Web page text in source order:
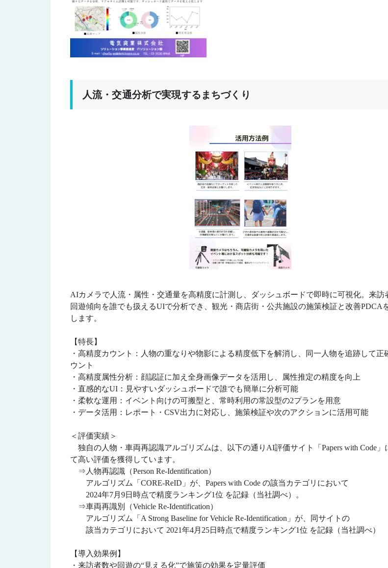
人流・交通分析で実現するまちづくり
AIカメラで人流・属性・交通量を高精度に計測し、ダッシュボードで即時に可視化。来訪
回遊傾向を誰でも扱えるUIで分析でき、観光・商店街・公共施設の施策検証と改善PDCA
します。
【特長】
・高精度カウント：人物の重なりや物影による精度低下を解消し、同一人物を追跡して正
ウント
・高精度属性分析：顔認証に加え全身画像データを活用し、属性推定の精度を向上
・直感的なUI：見やすいダッシュボードで誰でも簡単に分析可能
・柔軟な運用：イベント向けの可搬型と、常時利用の常設型の2プランを用意
・データ活用：レポート・CSV出力に対応し、施策検証や次のアクションに活用可能
＜評価実績＞
独自の人物・車両再認識アルゴリズムは、以下の通りAI評価サイト「Papers with Code」
て高い評価を獲得しています。
⇒人物再認識（Person Re-Identification）
アルゴリズム「CORE-ReID」が、Papers with Code の該当カテゴリにおいて
2024年7月9日時点で精度ランキング1位 を記録（当社調べ）。
⇒車両再識別（Vehicle Re-Identification）
アルゴリズム「A Strong Baseline for Vehicle Re-Identification」が、同サイトの
該当カテゴリにおいて 2021年4月25日時点で精度ランキング1位 を記録（当社調べ）
【導入効果例】
・来訪者数や回遊の“見える化”で施策の効果を定量評価